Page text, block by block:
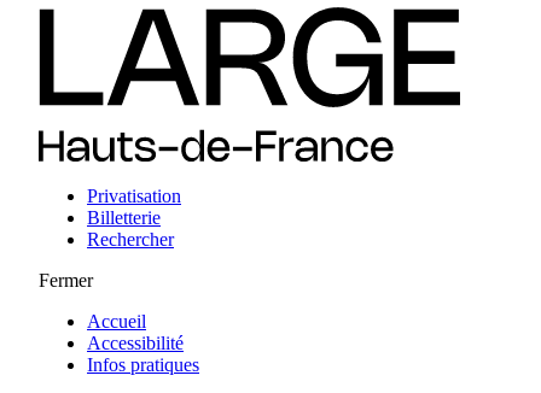
Privatisation
Billetterie
Rechercher
Fermer
Accueil
Accessibilité
Infos pratiques